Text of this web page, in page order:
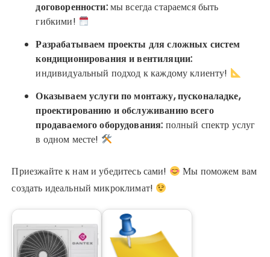
договоренности:мы всегда стараемся быть
гибкими!
Разрабатываем проекты для сложных систем
кондиционирования и вентиляции:
индивидуальный подход к каждому клиенту!
Оказываем услуги по монтажу, пусконаладке,
проектированию и обслуживанию всего
продаваемого оборудования: полный спектр услуг
в одном месте!
Приезжайте к нам и убедитесь сами!
Мы поможем вам
создать идеальный микроклимат!